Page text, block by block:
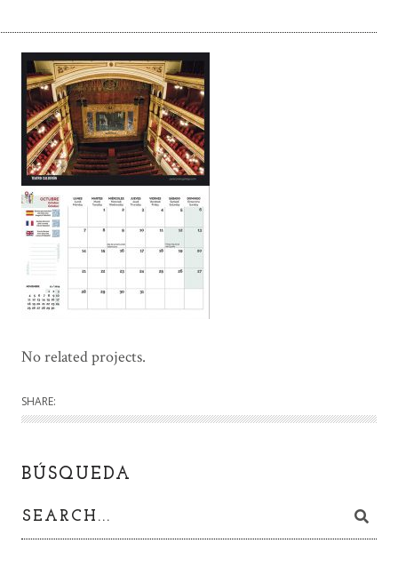
No related projects.
SHARE:
BÚSQUEDA